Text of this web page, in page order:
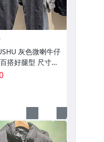
灰色微喇牛仔
搭好腿型 尺寸28
仔褲 潮流穿搭